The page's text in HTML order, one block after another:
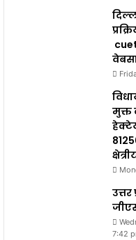
मुक्त
7:42